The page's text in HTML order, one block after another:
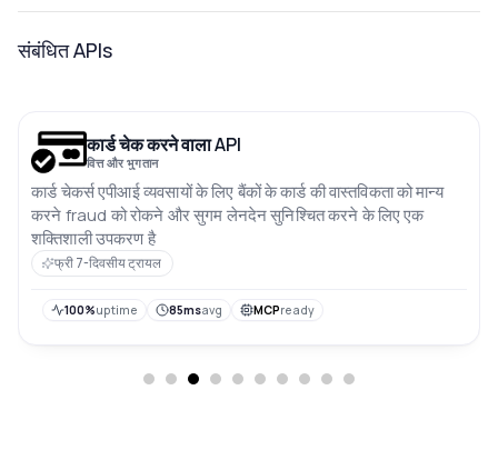
संबंधित APIs
कार्ड चेक करने वाला API
वित्त और भुगतान
कार्ड चेकर्स एपीआई व्यवसायों के लिए बैंकों के कार्ड की वास्तविकता को मान्य
करने fraud को रोकने और सुगम लेनदेन सुनिश्चित करने के लिए एक
शक्तिशाली उपकरण है
फ्री 7-दिवसीय ट्रायल
100%uptime 85msavg MCPready